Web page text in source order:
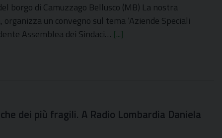
borgo di Camuzzago Bellusco (MB) La nostra
un convegno sul tema ‘Aziende Speciali
Assemblea dei Sindaci… [...]
dei più fragili. A Radio Lombardia Daniela